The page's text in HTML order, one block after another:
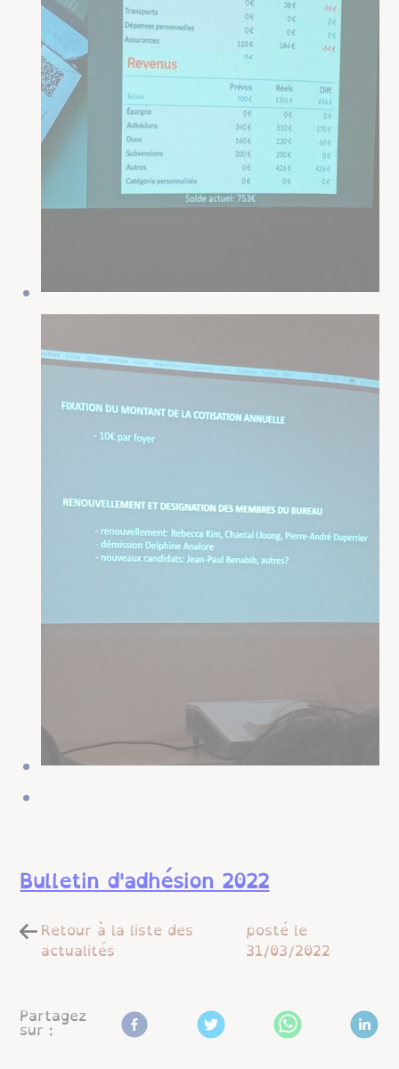
Bulletin d'adhésion 2022
Retour à la liste des
actualités
posté le
31/03/2022
Partagez
sur :